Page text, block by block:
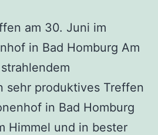
am 30. Juni im
in Bad Homburg Am
sehr produktives Treffen
in Bad Homburg
Himmel und in bester